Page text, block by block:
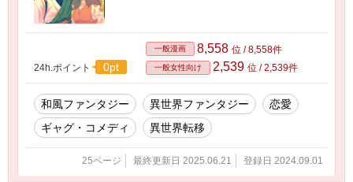
24h.ポイント 0pt
一般漫画 8,558 位 / 8,558件
一般女性向け 2,539 位 / 2,539件
和風ファンタジー 異世界ファンタジー
恋愛
ギャグ・コメディ
異世界転移
25ページ 最終更新日 2025.06.21 登録日 2024.09.01